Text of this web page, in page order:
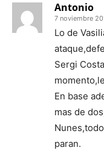
Antonio
7 noviembre
Lo de
Sergi
En base
mas de
paran.